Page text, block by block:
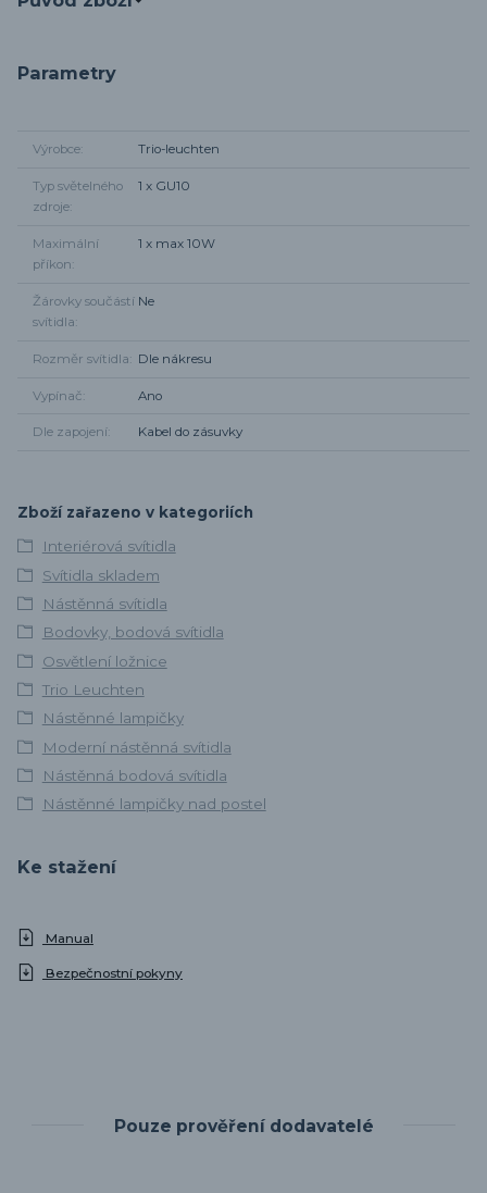
Parametry
Výrobce Trio-leuchten
Typ světelného
zdroje
1 x GU10
Maximální
příkon
1 x max 10W
Žárovky součástí
svítidla
Ne
Rozměr svítidla Dle nákresu
Vypínač Ano
Dle zapojení Kabel do zásuvky
Zboží zařazeno v kategoriích
Interiérová svítidla
Svítidla skladem
Nástěnná svítidla
Bodovky, bodová svítidla
Osvětlení ložnice
Trio Leuchten
Nástěnné lampičky
Moderní nástěnná svítidla
Nástěnná bodová svítidla
Nástěnné lampičky nad postel
Ke stažení
Manual
Bezpečnostní pokyny
Pouze prověření dodavatelé